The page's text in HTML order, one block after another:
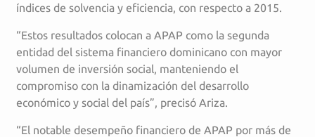
índices de solvencia y eficiencia, con respecto a 2015.
“Estos resultados colocan a APAP como la segunda
entidad del sistema financiero dominicano con mayor
volumen de inversión social, manteniendo el
compromiso con la dinamización del desarrollo
económico y social del país”, precisó Ariza.
“El notable desempeño financiero de APAP por más de